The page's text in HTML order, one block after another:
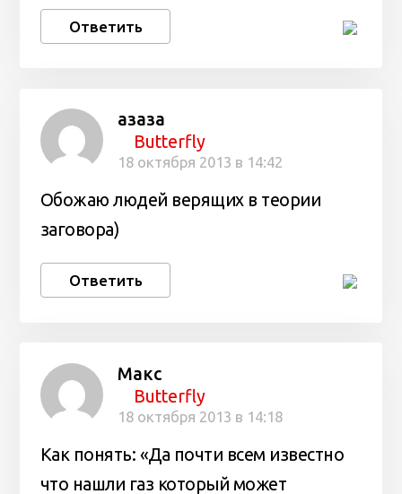
Ответить
азаза
Butterfly
18 октября 2013 в 14:42
Обожаю людей верящих в теории
заговора)
Ответить
Макс
Butterfly
18 октября 2013 в 14:18
Как понять: «Да почти всем известно
что нашли газ который может